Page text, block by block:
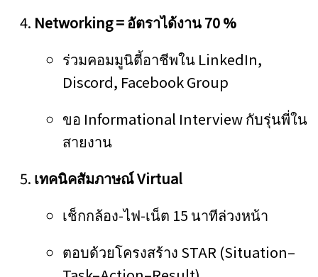
Networking = อัตราได้งาน 70 %
ร่วมคอมมูนิตี้อาชีพใน LinkedIn,
Discord, Facebook Group
ขอ Informational Interview กับรุ่นพี่ใน
สายงาน
เทคนิคสัมภาษณ์ Virtual
เช็กกล้อง‑ไฟ‑เน็ต 15 นาทีล่วงหน้า
ตอบด้วยโครงสร้าง STAR (Situation–